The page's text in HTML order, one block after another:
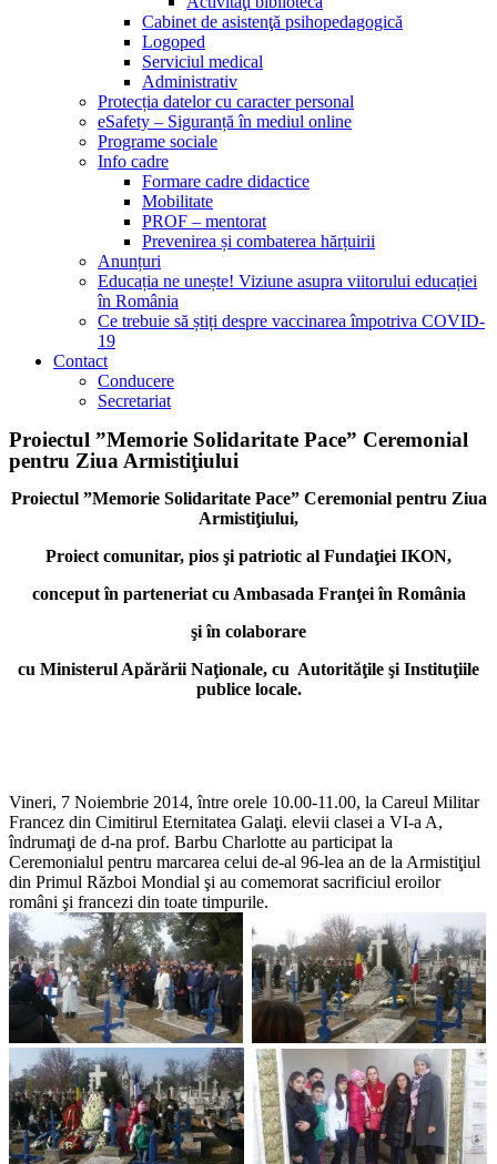
Cabinet de asistenţă psihopedagogică
Logoped
Serviciul medical
Administrativ
Protecția datelor cu caracter personal
eSafety – Siguranță în mediul online
Programe sociale
Info cadre
Formare cadre didactice
Mobilitate
PROF – mentorat
Prevenirea și combaterea hărțuirii
Anunțuri
Educația ne unește! Viziune asupra viitorului educației
în România
Ce trebuie să știți despre vaccinarea împotriva COVID-
19
Contact
Conducere
Secretariat
Proiectul ”Memorie Solidaritate Pace” Ceremonial
pentru Ziua Armistiţiului
Proiectul ”Memorie Solidaritate Pace” Ceremonial pentru Ziua
Armistiţiului,
Proiect comunitar, pios şi patriotic al Fundaţiei IKON,
conceput în parteneriat cu Ambasada Franţei în România
şi în colaborare
cu Ministerul Apărării Naţionale, cu Autorităţile şi Instituţiile
publice locale.
Vineri, 7 Noiembrie 2014, între orele 10.00-11.00, la Careul Militar
Francez din Cimitirul Eternitatea Galaţi. elevii clasei a VI-a A,
îndrumaţi de d-na prof. Barbu Charlotte au participat la
Ceremonialul pentru marcarea celui de-al 96-lea an de la Armistiţiul
din Primul Război Mondial şi au comemorat sacrificiul eroilor
români şi francezi din toate timpurile.